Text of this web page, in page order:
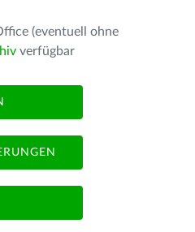
(eventuell ohne
verfügbar